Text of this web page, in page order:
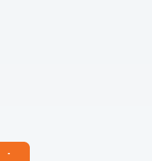
-